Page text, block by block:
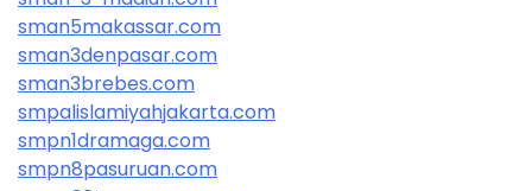
sman5makassar.com
sman3denpasar.com
sman3brebes.com
smpalislamiyahjakarta.com
smpn1dramaga.com
smpn8pasuruan.com